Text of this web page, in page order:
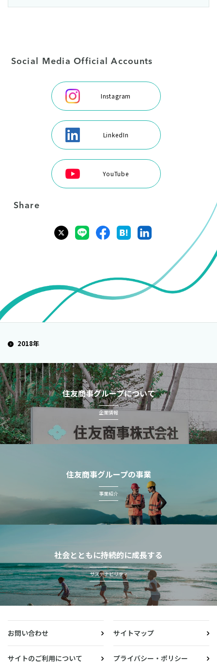
Social Media Official Accounts
Instagram
LinkedIn
YouTube
Share
2018年
住友商事グループについて
企業情報
住友商事グループの事業
事業紹介
社会とともに持続的に成長する
サステナビリティ
お問い合わせ サイトマップ
サイトのご利用について プライバシー・ポリシー